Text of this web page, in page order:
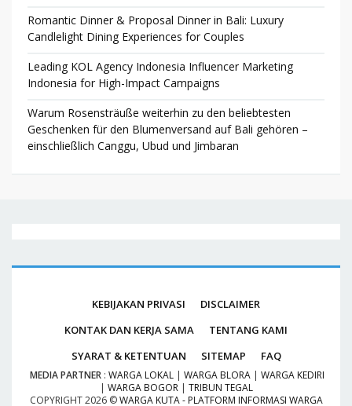
Romantic Dinner & Proposal Dinner in Bali: Luxury
Candlelight Dining Experiences for Couples
Leading KOL Agency Indonesia Influencer Marketing
Indonesia for High-Impact Campaigns
Warum Rosensträuße weiterhin zu den beliebtesten
Geschenken für den Blumenversand auf Bali gehören –
einschließlich Canggu, Ubud und Jimbaran
KEBIJAKAN PRIVASI
DISCLAIMER
KONTAK DAN KERJA SAMA
TENTANG KAMI
SYARAT & KETENTUAN
SITEMAP FAQ
MEDIA PARTNER : WARGA LOKAL | WARGA BLORA | WARGA KEDIRI
| WARGA BOGOR| TRIBUN TEGAL
COPYRIGHT2026 ©WARGA KUTA - PLATFORM INFORMASI WARGA